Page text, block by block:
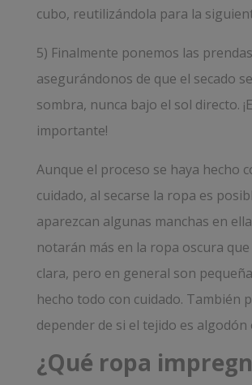
cubo, reutilizándola para la
5) Finalmente ponemos las
asegurándonos de que el secado
sombra, nunca bajo el sol directo.
importante!
Aunque el proceso se haya hecho
cuidado, al secarse la ropa es
aparezcan algunas manchas en
notarán más en la ropa oscura
clara, pero en general son
hecho todo con cuidado. También
depender de si el tejido es algodón
¿Qué ropa